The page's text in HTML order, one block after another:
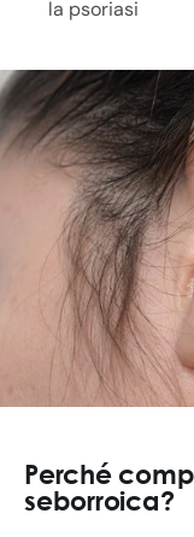
la psoriasi
Perché
seborroica?